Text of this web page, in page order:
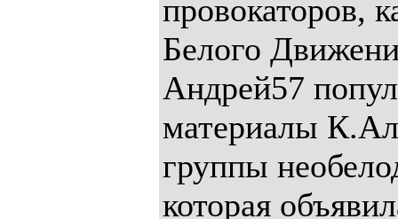
провокаторов,
Белого
Андрей57
материалы
группы
которая